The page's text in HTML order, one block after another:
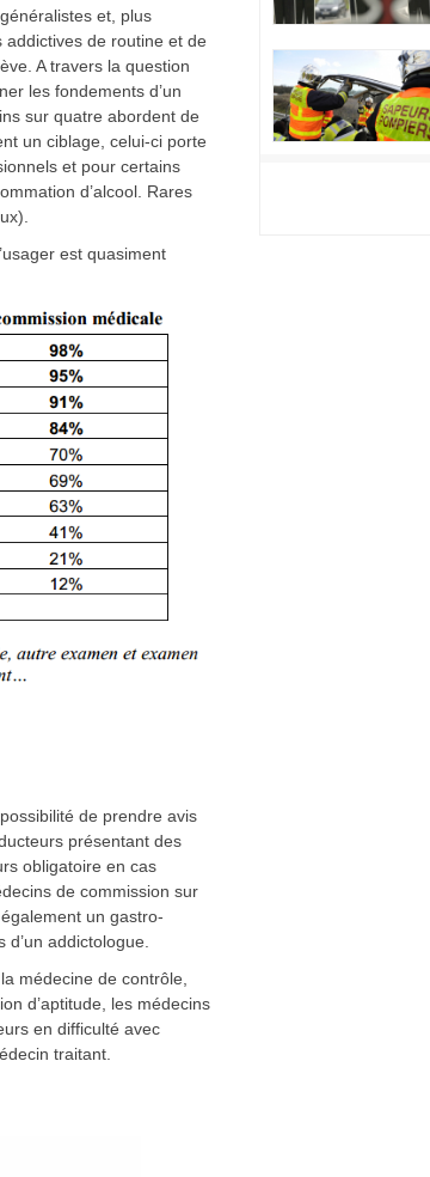
et, plus
de routine et de
A travers la question
les fondements d’un
sur quatre abordent de
un ciblage, celui-ci porte
et pour certains
d’alcool. Rares
est quasiment
de prendre avis
présentant des
obligatoire en cas
de commission sur
un gastro-
addictologue.
médecine de contrôle,
d’aptitude, les médecins
en difficulté avec
traitant.